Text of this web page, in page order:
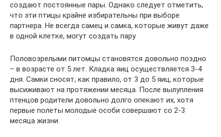
создают постоянные пары. Однако следует отметить,
что эти птицы крайне избирательны при выборе
партнера. Не всегда самец и самка, которые живут даже
в одной клетке, могут создать пару.
Половозрелыми питомцы становятся довольно поздно
– в возрасте от 5 лет. Кладка яиц осуществляется 3-4
дня. Самки сносят, как правило, от 3 до 5 яиц, которые
высиживают на протяжении месяца. После вылупления
птенцов родители довольно долго опекают их, хотя
первые полеты молодые особи совершают со 2-3
месяца жизни.